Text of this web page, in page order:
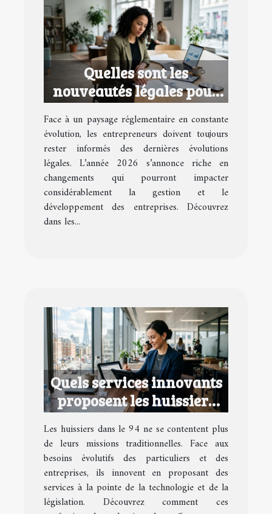
Quelles sont les
nouveautés légales pour
les entrepreneurs en 2026
?
Face à un paysage réglementaire en constante
évolution, les entrepreneurs doivent toujours
rester informés des dernières évolutions
légales. L’année 2026 s’annonce riche en
changements qui pourront impacter
considérablement la gestion et le
développement des entreprises. Découvrez
dans les...
Quels services innovants
proposent les huissiers
dans le 94 ?
Les huissiers dans le 94 ne se contentent plus
de leurs missions traditionnelles. Face aux
besoins évolutifs des particuliers et des
entreprises, ils innovent en proposant des
services à la pointe de la technologie et de la
législation. Découvrez comment ces